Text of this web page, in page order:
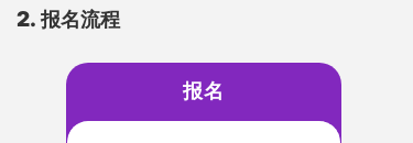
2. 报名流程
报名